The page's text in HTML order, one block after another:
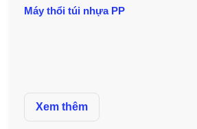
Máy thổi túi nhựa PP
Xem thêm